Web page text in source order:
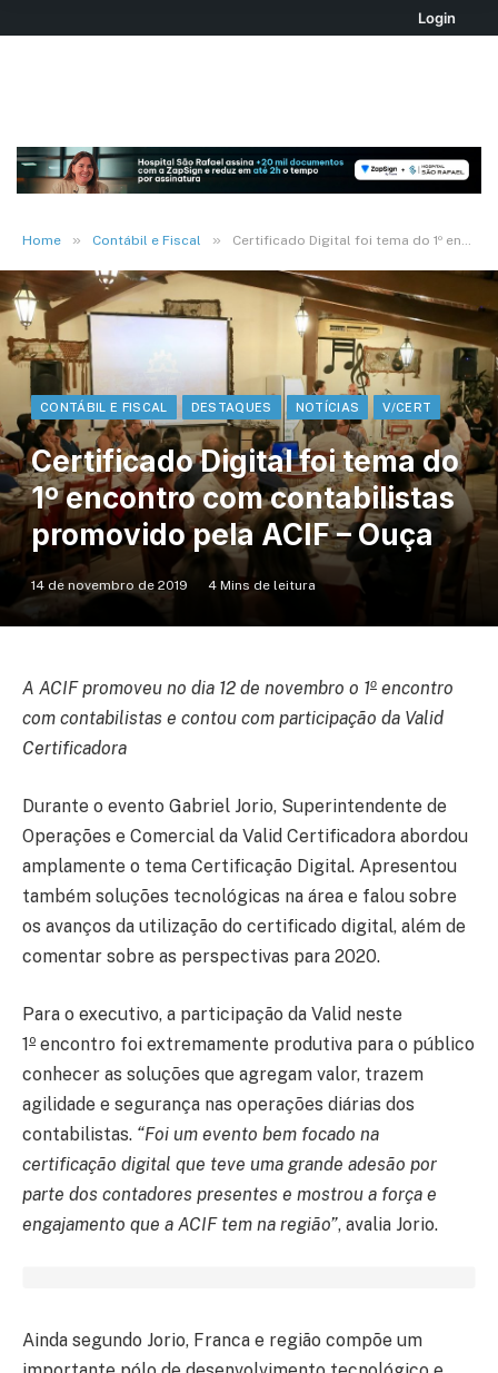
Login
Home » Contábil e Fiscal » Certificado Digital foi tema do 1º encontro com contabilistas promovido pela ACIF – Ouça
CONTÁBIL E FISCAL DESTAQUES NOTÍCIAS V/CERT
Certificado Digital foi tema do
1º encontro com contabilistas
promovido pela ACIF – Ouça
14 de novembro de 2019 4 Mins de leitura
A ACIF promoveu no dia 12 de novembro o 1o encontro
com contabilistas e contou com participação da Valid
Certificadora
Durante o evento Gabriel Jorio, Superintendente de
Operações e Comercial da Valid Certificadora abordou
amplamente o tema Certificação Digital. Apresentou
também soluções tecnológicas na área e falou sobre
os avanços da utilização do certificado digital, além de
comentar sobre as perspectivas para 2020.
Para o executivo, a participação da Valid neste
1o encontro foi extremamente produtiva para o público
conhecer as soluções que agregam valor, trazem
agilidade e segurança nas operações diárias dos
contabilistas. “Foi um evento bem focado na
certificação digital que teve uma grande adesão por
parte dos contadores presentes e mostrou a força e
engajamento que a ACIF tem na região”, avalia Jorio.
Ainda segundo Jorio, Franca e região compõe um